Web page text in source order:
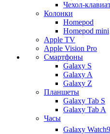
Чехол-
Колонки
Homepod
Homepod mini
Apple TV
Apple Vision Pro
Смартфоны
Galaxy S
Galaxy A
Galaxy Z
Планшеты
Galaxy Tab S
Galaxy Tab A
Часы
Galaxy Watch9